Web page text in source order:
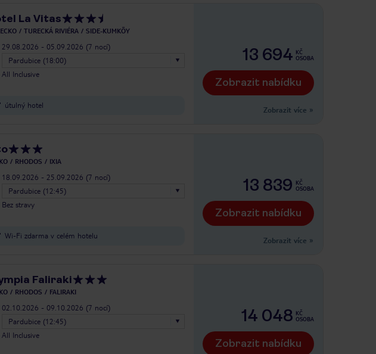
La Vitas
TURECKÁ RIVIÉRA SIDE-KUMKÖY
29.08.2026 - 05.09.2026 (7 nocí)
Pardubice (18:00)
All Inclusive
útulný hotel
13 694 KČ
OSOBA
Zobrazit nabídku
Zobrazit více »
RHODOS IXIA
18.09.2026 - 25.09.2026 (7 nocí)
Pardubice (12:45)
Bez stravy
Wi-Fi zdarma v celém hotelu
13 839
KČ
OSOBA
Zobrazit nabídku
Zobrazit více »
Faliraki
RHODOS FALIRAKI
02.10.2026 - 09.10.2026 (7 nocí)
Pardubice (12:45)
All Inclusive
14 048 KČ
OSOBA
Zobrazit nabídku